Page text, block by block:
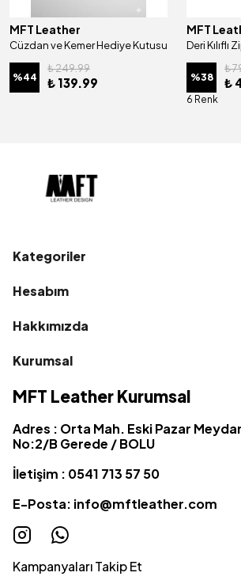
MFT Leather
Cüzdan ve Kemer Hediye Kutusu
%44
₺ 249.99
₺ 139.99
MFT
%38
₺
₺
6 Renk
Kategoriler
Hesabım
Hakkımızda
Kurumsal
MFT Leather Kurumsal
Adres : Orta Mah. Eski Pazar
No:2/B Gerede / BOLU
İletişim : 0541 713 57 50
E-Posta: info@mftleather.com
Kampanyaları Takip Et